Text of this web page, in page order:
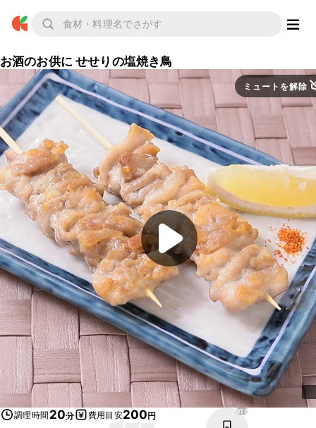
お酒のお供に せせりの塩焼き鳥
ミュートを解除
調理時間 20分 費用目安200円 918